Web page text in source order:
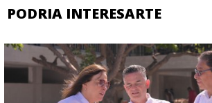
PODRIA INTERESARTE